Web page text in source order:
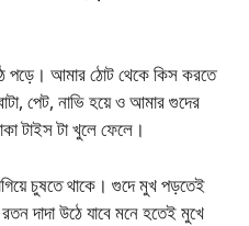
পড়ে। আমার ঠোট থেকে কিস করতে
পেট, নাভি হয়ে ও আমার গুদের
টাইস টা খুলে ফেলে।
চুষতে থাকে। গুদে মুখ পড়তেই
দাদা উঠে যাবে মনে হতেই মুখে